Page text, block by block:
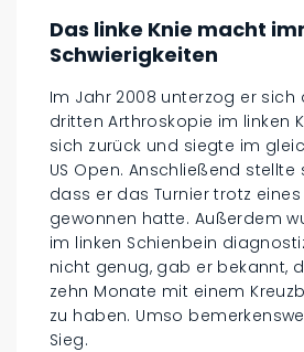
Das linke Knie macht
Schwierigkeiten
Im Jahr 2008 unterzog er sich
dritten Arthroskopie im linken
sich zurück und siegte im
US Open. Anschließend stellte
dass er das Turnier trotz
gewonnen hatte. Außerdem
im linken Schienbein
nicht genug, gab er bekannt,
zehn Monate mit einem
zu haben. Umso
Sieg.